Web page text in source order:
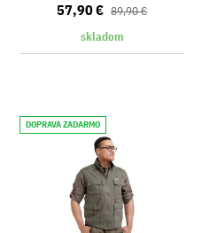
57,90 € 89,90 €
skladom
DOPRAVA ZADARMO